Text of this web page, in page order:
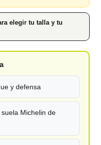
elegir tu talla y tu
y defensa
Michelin de